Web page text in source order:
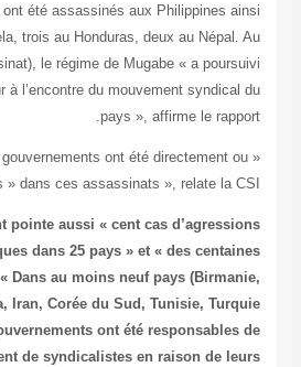
Quatre
Zimbabwe
son règne
« Dans bien
Burundi,
et